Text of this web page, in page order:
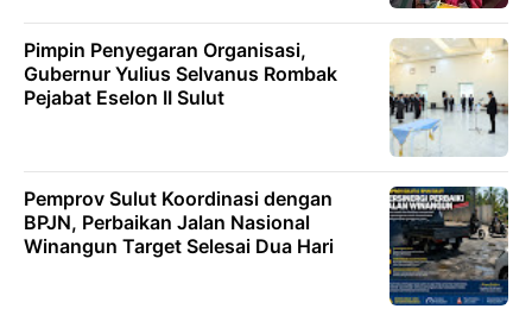
Pimpin Penyegaran Organisasi,
Gubernur Yulius Selvanus Rombak
Pejabat Eselon II Sulut
Pemprov Sulut Koordinasi dengan
BPJN, Perbaikan Jalan Nasional
Winangun Target Selesai Dua Hari